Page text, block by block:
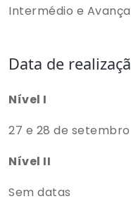
Intermédio e
Data de
Nível I
27 e 28 de setembro
Nível II
Sem datas